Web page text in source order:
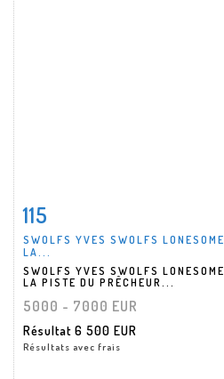
Fiche détaillée
115
SWOLFS YVES SWOLFS LONESOME
LA...
SWOLFS YVES SWOLFS LONESOME
LA PISTE DU PRÊCHEUR...
5000 - 7000 EUR
Résultat 6 500 EUR
Résultats avec frais